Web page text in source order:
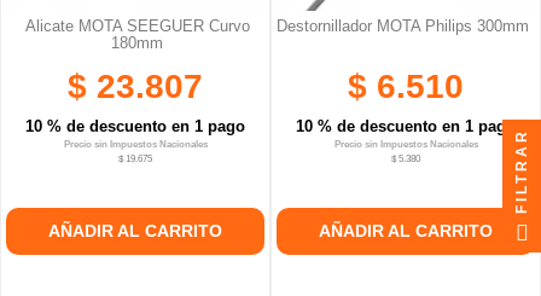
Alicate MOTA SEEGUER Curvo
180mm
$ 23.807
10 % de descuento en 1 pago
Precio sin Impuestos Nacionales
$ 19.675
AÑADIR AL CARRITO
Destornillador MOTA Philips 300mm
$ 6.510
10 % de descuento en 1 pago
Precio sin Impuestos Nacionales
$ 5.380
AÑADIR AL CARRITO
FILTRAR